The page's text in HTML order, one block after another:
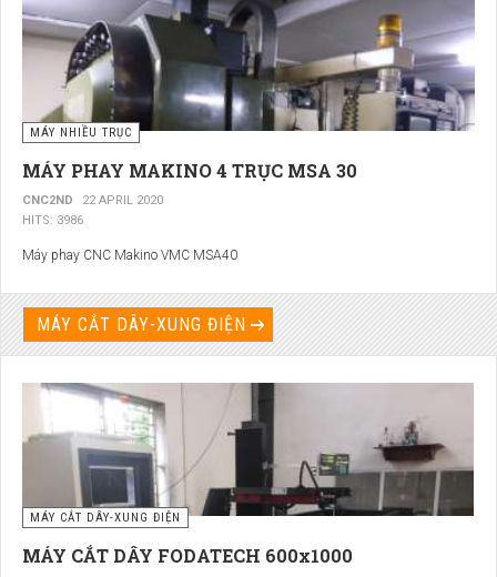
MÁY NHIỀU TRỤC
MÁY PHAY MAKINO 4 TRỤC MSA 30
CNC2ND
22 APRIL 2020
HITS: 3986
Máy phay CNC Makino VMC MSA40
MÁY CẮT DÂY-XUNG ĐIỆN
MÁY CẮT DÂY-XUNG ĐIỆN
MÁY CẮT DÂY FODATECH 600x1000